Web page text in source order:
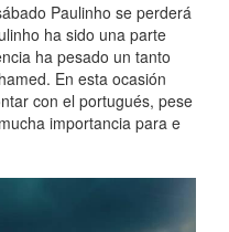
Paulinho se perderá
ha sido una parte
ha pesado un tanto
En esta ocasión
con el portugués, pese
importancia para e